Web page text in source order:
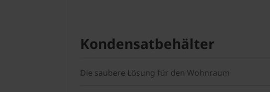
Kondensatbehälter
Die saubere Lösung für den Wohnraum